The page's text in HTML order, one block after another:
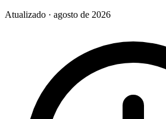
Atualizado · agosto de 2026